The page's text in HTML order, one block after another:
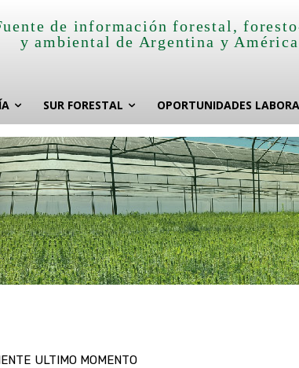
de información forestal,
y ambiental de Argentina y
SUR FORESTAL OPORTUNIDADES
ULTIMO MOMENTO